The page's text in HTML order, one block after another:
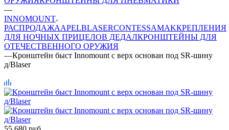
—
INNOMOUNT
РАСПРОДАЖАAPELBLASERCONTESSAMAKКРЕПЛЕНИЯ
ДЛЯ НОЧНЫХ ПРИЦЕЛОВ ДЕДАЛКРОНШТЕЙНЫ ДЛЯ
ОТЕЧЕСТВЕННОГО ОРУЖИЯ
—Кронштейн быст Innomount с верх основан под SR-шину
д/Blaser